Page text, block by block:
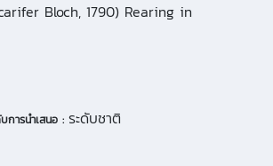
Bloch, 1790) Rearing in
การนำเสนอ : ระดับชาติ